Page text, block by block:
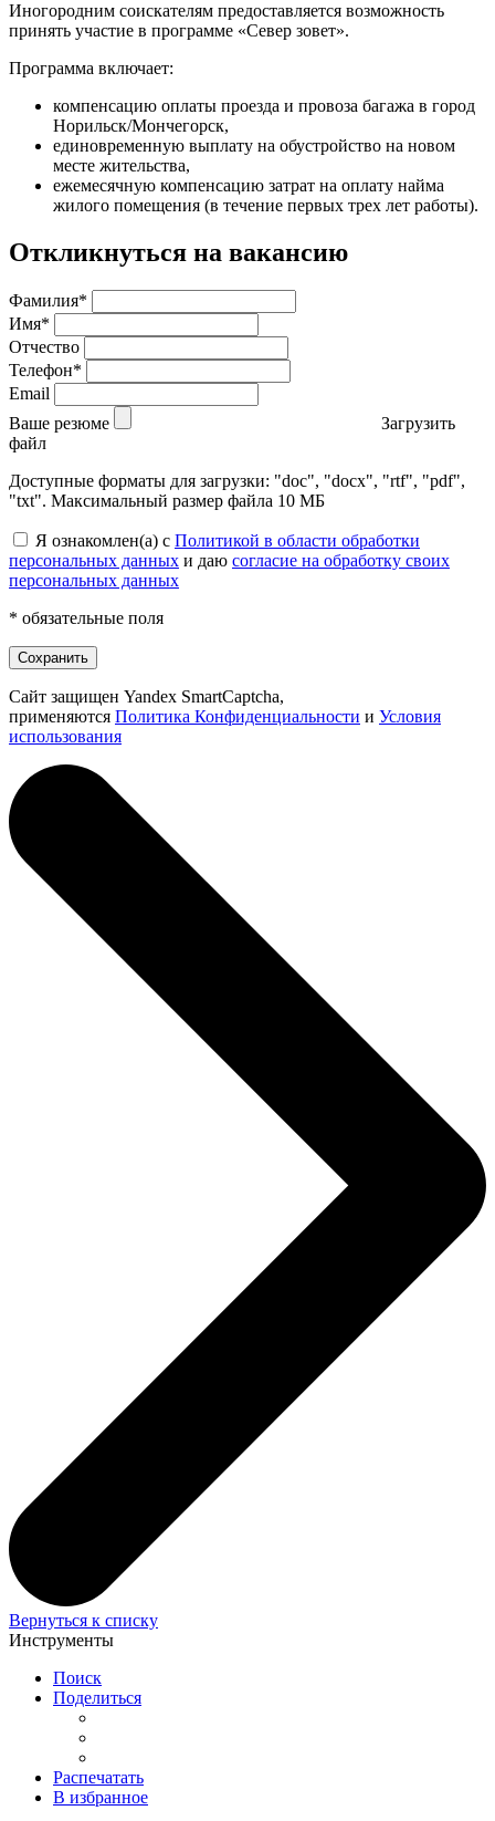
Иногородним соискателям предоставляется возможность
принять участие в программе «Север зовет».
Программа включает:
компенсацию оплаты проезда и провоза багажа в город
Норильск/Мончегорск,
единовременную выплату на обустройство на новом
месте жительства,
ежемесячную компенсацию затрат на оплату найма
жилого помещения (в течение первых трех лет работы).
Откликнуться на вакансию
Фамилия*
Имя*
Отчество
Телефон*
Email
Ваше резюме
Загрузить
файл
Доступные форматы для загрузки: "doc", "docx", "rtf", "pdf",
"txt". Максимальный размер файла 10 МБ
Я ознакомлен(а) с Политикой в области обработки
персональных данных и даю согласие на обработку своих
персональных данных
* обязательные поля
Сохранить
Сайт защищен Yandex SmartCaptcha,
применяются Политика Конфиденциальности и Условия
использования
Вернуться к списку
Инструменты
Поиск
Поделиться
Распечатать
В избранное